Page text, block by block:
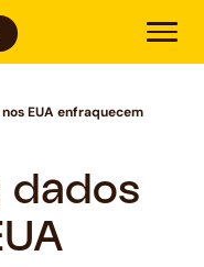
EUA enfraquecem
dados